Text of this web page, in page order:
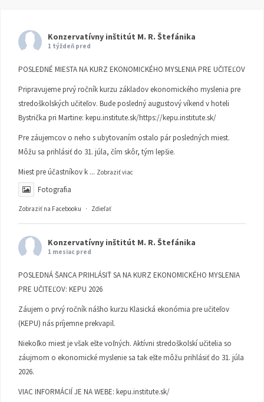
Konzervatívny inštitút M. R. Štefánika
1 týždeň pred
POSLEDNÉ MIESTA NA KURZ EKONOMICKÉHO MYSLENIA PRE UČITEĽOV
Pripravujeme prvý ročník kurzu základov ekonomického myslenia pre
stredoškolských učiteľov. Bude posledný augustový víkend v hoteli
Bystrička pri Martine: kepu.institute.sk/https://kepu.institute.sk/
Pre záujemcov o neho s ubytovaním ostalo pár posledných miest.
Môžu sa prihlásiť do 31. júla, čím skôr, tým lepšie.
Miest pre účastníkov k ... Zobraziť viac
Fotografia
Zobraziť na Facebooku · Zdieľať
Konzervatívny inštitút M. R. Štefánika
1 mesiac pred
POSLEDNÁ ŠANCA PRIHLÁSIŤ SA NA KURZ EKONOMICKÉHO MYSLENIA
PRE UČITEĽOV: KEPU 2026
Záujem o prvý ročník nášho kurzu Klasická ekonómia pre učiteľov
(KEPU) nás príjemne prekvapil.
Niekoľko miest je však ešte voľných. Aktívni stredoškolskí učitelia so
záujmom o ekonomické myslenie sa tak ešte môžu prihlásiť do 31. júla
2026.
VIAC INFORMÁCIÍ JE NA WEBE: kepu.institute.sk/